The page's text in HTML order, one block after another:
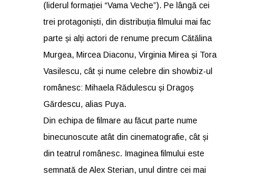
(liderul formației “Vama Veche”). Pe lângă cei
trei protagoniști, din distribuția filmului mai fac
parte și alți actori de renume precum Cătălina
Murgea, Mircea Diaconu, Virginia Mirea și Tora
Vasilescu, cât și nume celebre din showbiz-ul
românesc: Mihaela Rădulescu și Dragoș
Gărdescu, alias Puya.
Din echipa de filmare au făcut parte nume
binecunoscute atât din cinematografie, cât și
din teatrul românesc. Imaginea filmului este
semnată de Alex Sterian, unul dintre cei mai